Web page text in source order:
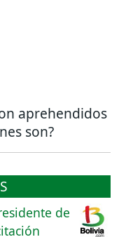
aprehendidos
son?